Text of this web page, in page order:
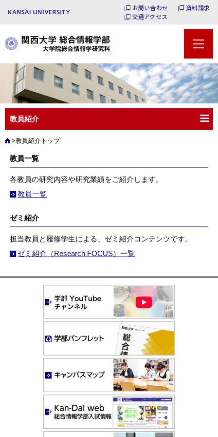
お問い合わせ
資料請求
交通アクセス
教員紹介
教員紹介トップ
教員一覧
各教員の研究内容や研究業績をご紹介します。
教員一覧
ゼミ紹介
担当教員と履修学生による、ゼミ紹介コンテンツです。
ゼミ紹介（Research FOCUS）一覧